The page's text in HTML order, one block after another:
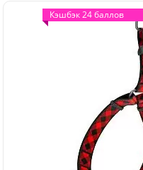
Кэшбэк 24 баллов
Кэшбэк 24 баллов